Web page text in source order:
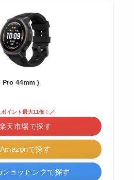
44mm )
Amazonで探す
ポイント最大11倍！／
天市場で探す
ショッピングで探す